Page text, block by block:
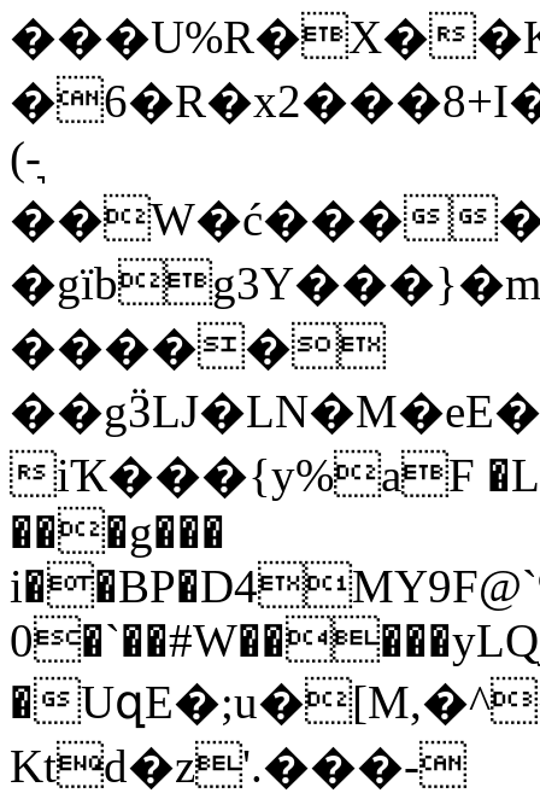
���U%R�X�
(-͉
��W�ć���
�����
iҠ���{y%aF
���g���
�
Ktd�z'.���-